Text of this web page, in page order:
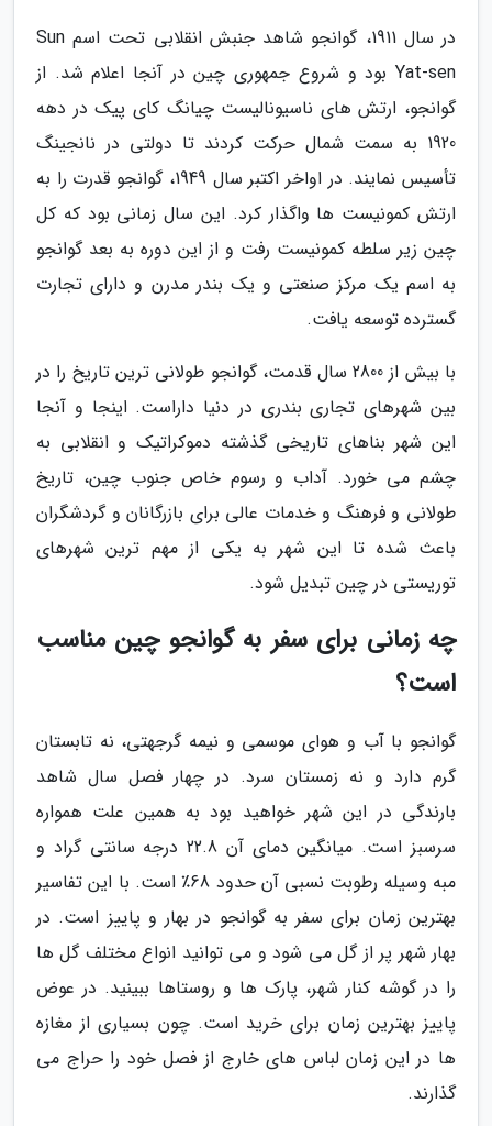
در سال 1911، گوانجو شاهد جنبش انقلابی تحت اسم Sun
Yat-sen بود و شروع جمهوری چین در آنجا اعلام شد. از
گوانجو، ارتش های ناسیونالیست چیانگ کای پیک در دهه
1920 به سمت شمال حرکت کردند تا دولتی در نانجینگ
تأسیس نمایند. در اواخر اکتبر سال 1949، گوانجو قدرت را به
ارتش کمونیست ها واگذار کرد. این سال زمانی بود که کل
چین زیر سلطه کمونیست رفت و از این دوره به بعد گوانجو
به اسم یک مرکز صنعتی و یک بندر مدرن و دارای تجارت
گسترده توسعه یافت.
با بیش از 2800 سال قدمت، گوانجو طولانی ترین تاریخ را در
بین شهرهای تجاری بندری در دنیا داراست. اینجا و آنجا
این شهر بناهای تاریخی گذشته دموکراتیک و انقلابی به
چشم می خورد. آداب و رسوم خاص جنوب چین، تاریخ
طولانی و فرهنگ و خدمات عالی برای بازرگانان و گردشگران
باعث شده تا این شهر به یکی از مهم ترین شهرهای
توریستی در چین تبدیل شود.
چه زمانی برای سفر به گوانجو چین مناسب
است؟
گوانجو با آب و هوای موسمی و نیمه گرجهتی، نه تابستان
گرم دارد و نه زمستان سرد. در چهار فصل سال شاهد
بارندگی در این شهر خواهید بود به همین علت همواره
سرسبز است. میانگین دمای آن 22.8 درجه سانتی گراد و
مبه وسیله رطوبت نسبی آن حدود 68٪ است. با این تفاسیر
بهترین زمان برای سفر به گوانجو در بهار و پاییز است. در
بهار شهر پر از گل می شود و می توانید انواع مختلف گل ها
را در گوشه کنار شهر، پارک ها و روستاها ببینید. در عوض
پاییز بهترین زمان برای خرید است. چون بسیاری از مغازه
ها در این زمان لباس های خارج از فصل خود را حراج می
گذارند.